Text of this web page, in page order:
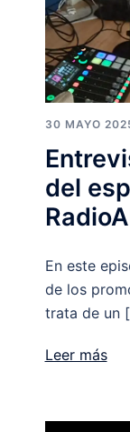
30 MAYO
del
En este
de los
trata de un
Leer más